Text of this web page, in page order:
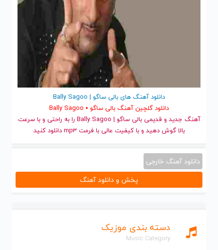
دسته بندی موزیک
Music Category
دانلود آهنگ های بالی ساگو | Bally Sagoo
دانلود گلچین آهنگ بالی ساگو • Bally Sagoo
آهنگ جدید
و قدیمی بالی ساگو | Bally Sagoo را به راحتی و با سرعت
بالا گوش دهید و با کیفیت عالی با فرمت mp3 دانلود کنید
دانلود آهنگ خارجی
پخش و دانلود آهنگ